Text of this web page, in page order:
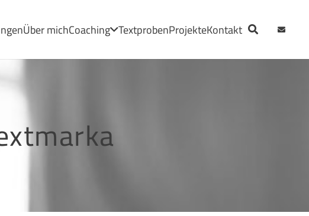
Über michCoaching TextprobenProjekteKontakt